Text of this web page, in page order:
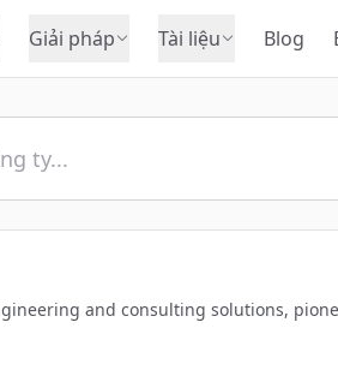
Giải pháp Tài liệu Blog
and consulting solutions,